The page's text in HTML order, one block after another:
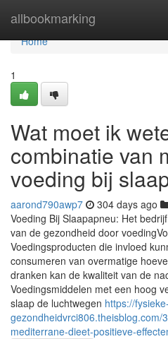
allbookmarking
Home
Home
1
Wat moet ik
combinatie van
voeding bij
aarond790awp7 304 days ago
Voeding Bij Slaapapneu: Het
van de gezondheid door
Voedingsproducten die invloed
consumeren van overmatige
dranken kan de kwaliteit van de
Voedingsmiddelen met een hoog
slaap de luchtwegen https://fysieke-
gezondheidvrci806.theisblog.com/
mediterrane-dieet-positieve-